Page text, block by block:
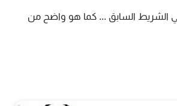
الشريط السابق ... كما هو واضح من